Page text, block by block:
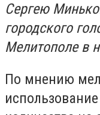
Сергею
городского
Мелитополе в
По мнению